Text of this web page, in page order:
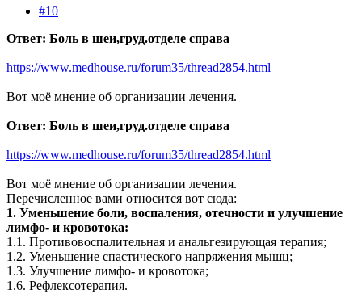
#10
Ответ: Боль в шеи,груд.отделе справа
https://www.medhouse.ru/forum35/thread2854.html
Вот моё мнение об организации лечения.
Ответ: Боль в шеи,груд.отделе справа
https://www.medhouse.ru/forum35/thread2854.html
Вот моё мнение об организации лечения.
Перечисленное вами относится вот сюда:
1. Уменьшение боли, воспаления, отечности и улучшение
лимфо- и кровотока:
1.1. Противовоспалительная и анальгезирующая терапия;
1.2. Уменьшение спастического напряжения мышц;
1.3. Улучшение лимфо- и кровотока;
1.6. Рефлексотерапия.